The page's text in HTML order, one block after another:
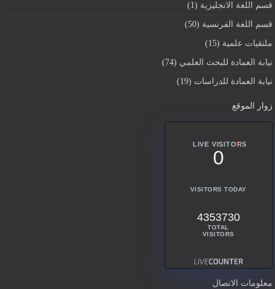
قسم اللغة الانجليزية (1)
قسم اللغة الفرنسية (50)
ملتقيات علمية (15)
نيابة العمادة للبحث العلمي (74)
نيابة العمادة للدراسات (19)
زوار الموقع
LIVE VISITORS
0
VISITORS TODAY
4353730
TOTAL
VISITORS
معلومات الاتصال